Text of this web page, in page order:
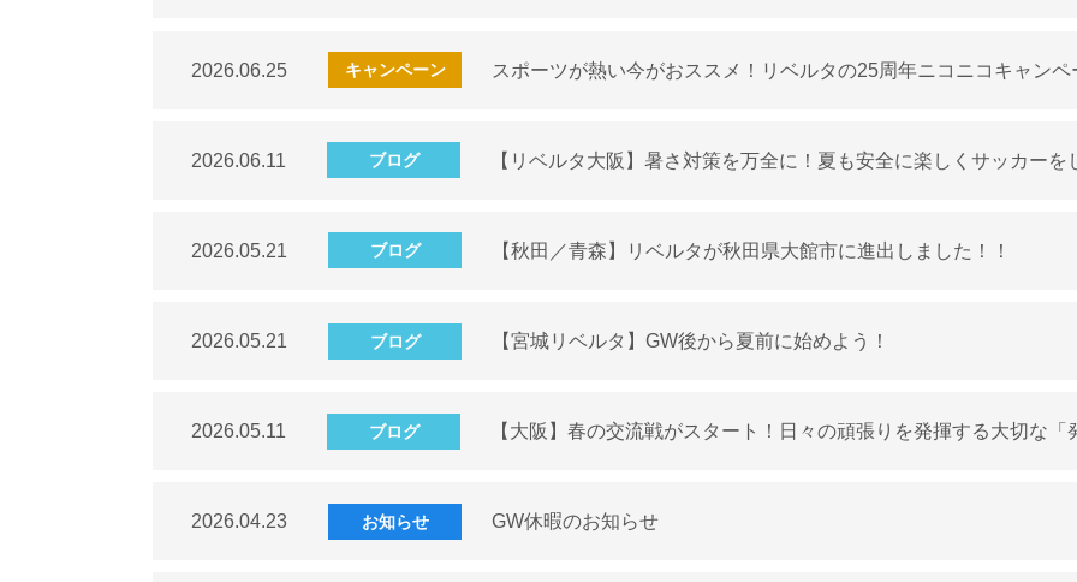
2026.06.25 キャンペーン スポーツが熱い今がおススメ！リベルタの25周年ニコニコキャンペ
2026.06.11 ブログ 【リベルタ大阪】暑さ対策を万全に！夏も安全に楽しくサッカーを
2026.05.21 ブログ 【秋田／青森】リベルタが秋田県大館市に進出しました！！
2026.05.21 ブログ 【宮城リベルタ】GW後から夏前に始めよう！
2026.05.11 ブログ 【大阪】春の交流戦がスタート！日々の頑張りを発揮する大切な「
2026.04.23 お知らせ GW休暇のお知らせ